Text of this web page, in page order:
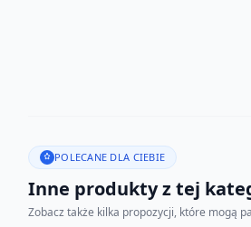
POLECANE DLA CIEBIE
Inne produkty z tej
Zobacz także kilka propozycji, które mogą